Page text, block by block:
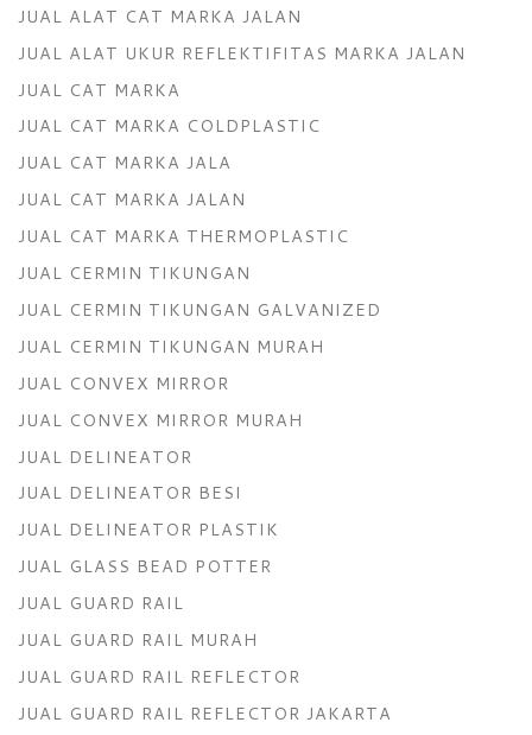
JUAL ALAT CAT MARKA JALAN
JUAL ALAT UKUR REFLEKTIFITAS MARKA JALAN
JUAL CAT MARKA
JUAL CAT MARKA COLDPLASTIC
JUAL CAT MARKA JALA
JUAL CAT MARKA JALAN
JUAL CAT MARKA THERMOPLASTIC
JUAL CERMIN TIKUNGAN
JUAL CERMIN TIKUNGAN GALVANIZED
JUAL CERMIN TIKUNGAN MURAH
JUAL CONVEX MIRROR
JUAL CONVEX MIRROR MURAH
JUAL DELINEATOR
JUAL DELINEATOR BESI
JUAL DELINEATOR PLASTIK
JUAL GLASS BEAD POTTER
JUAL GUARD RAIL
JUAL GUARD RAIL MURAH
JUAL GUARD RAIL REFLECTOR
JUAL GUARD RAIL REFLECTOR JAKARTA